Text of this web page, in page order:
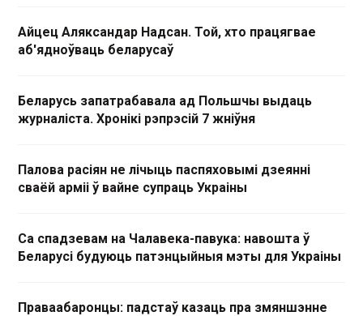
Айцец Аляксандар Надсан. Той, хто працягвае
аб'ядноўваць беларусаў
Беларусь запатрабавала ад Польшчы выдаць
журналіста. Хронікі рэпрэсій 7 жніўня
Палова расіян не лічыць паспяховымі дзеянні
сваёй арміі ў вайне супраць Украіны
Са спадзевам на Чалавека-павука: навошта ў
Беларусі будуюць патэнцыйныя мэты для Украіны
Праваабаронцы: падстаў казаць пра змяншэнне